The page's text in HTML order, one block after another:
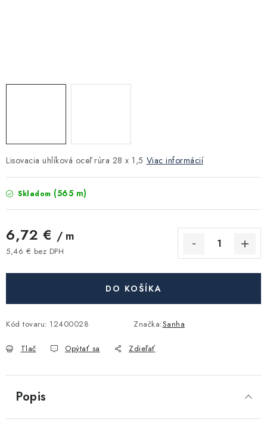
Spojovací materiál
Akcie, Zľavy
Kontakty Poštovné a doprava
Obchodné podmienky
Reklamačné podmienky
Podmienky ochrany osobných údajov
Lisovacia uhlíková oceľ rúra 28 x 1,5 Viac informácií
Skladom (565 m)
6,72 € / m
5,46 € bez DPH
DO KOŠÍKA
Kód tovaru: 12400028 Značka:Sanha
Tlač Opýtať sa Zdieľať
Popis